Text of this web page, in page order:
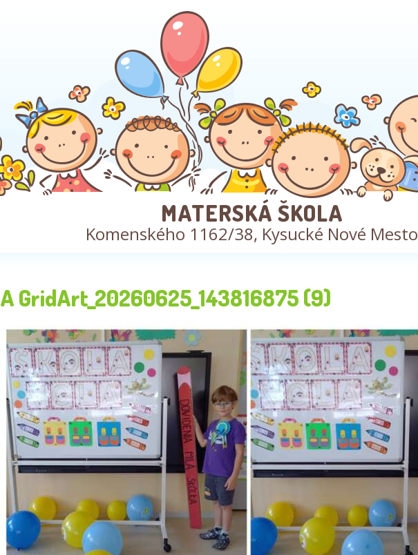
MATERSKÁ ŠKOLA
Komenského 1162/38, Kysucké Nové Mesto
A GridArt_20260625_143816875 (9)